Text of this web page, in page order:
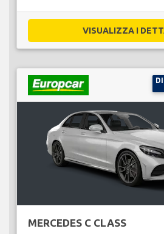
VISUALIZZA I
MERCEDES C CLASS